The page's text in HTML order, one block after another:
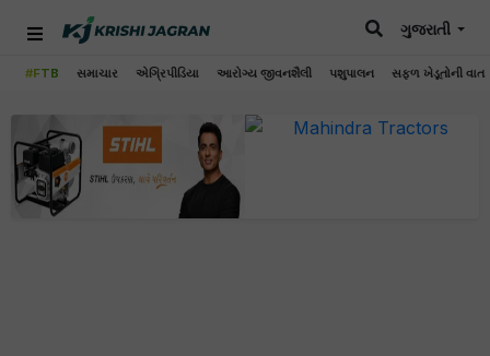
#FTB સમાચાર એગ્રિપીડિયા આરોગ્ય જીવનશૈલી પશુપાલન સફળ ખેડૂતોની વાત
ગુજરાતી